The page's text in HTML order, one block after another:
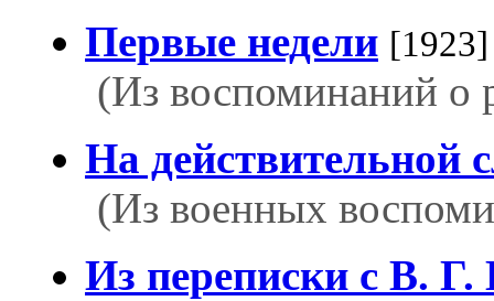
Первые недели [1923]
(Из воспоминаний о
На действительной
(Из военных
Из переписки с В. Г.